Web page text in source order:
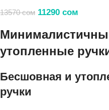
13570сом 11290 сом
утопленные
Бесшовная и
ручки